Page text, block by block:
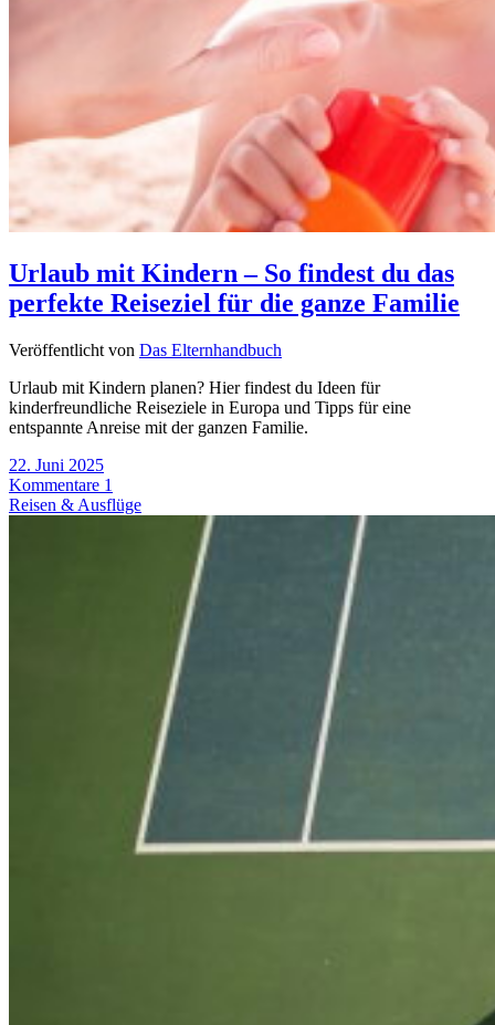
Urlaub mit Kindern – So findest du das
perfekte Reiseziel für die ganze Familie
Veröffentlicht von Das Elternhandbuch
Urlaub mit Kindern planen? Hier findest du Ideen für
kinderfreundliche Reiseziele in Europa und Tipps für eine
entspannte Anreise mit der ganzen Familie.
22. Juni 2025
Kommentare 1
Reisen & Ausflüge